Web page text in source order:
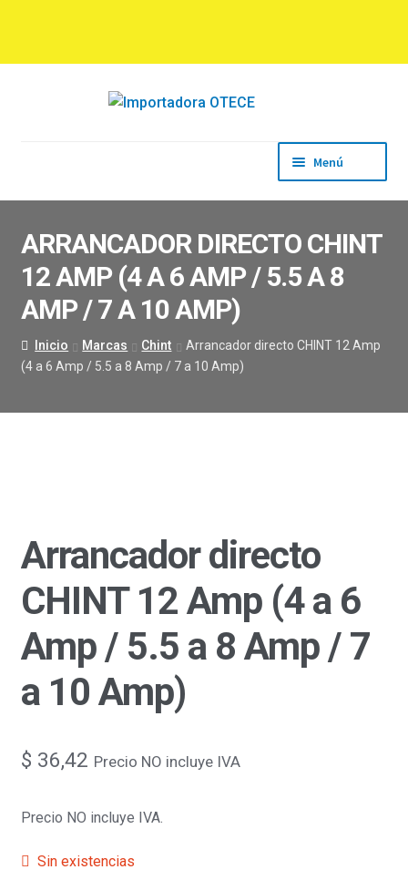
la
contenido
Menú
Empresa
Productos
Marcas
Descargas
ARRANCADOR DIRECTO CHINT
12 AMP (4 A 6 AMP / 5.5 A 8
AMP / 7 A 10 AMP)
Inicio Marcas Chint
Arrancador directo CHINT 12 Amp
(4 a 6 Amp / 5.5 a 8 Amp / 7 a 10 Amp)
Arrancador directo
CHINT 12 Amp (4 a 6
Amp / 5.5 a 8 Amp / 7
a 10 Amp)
$ 36,42 Precio NO incluye IVA
Precio NO incluye IVA.
Sin existencias